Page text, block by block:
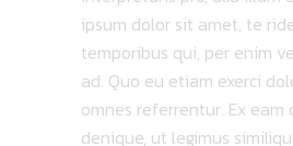
ipsum dolor sit amet, te
temporibus qui, per enim
ad. Quo eu etiam exerci
omnes referrentur. Ex eam
denique, ut legimus